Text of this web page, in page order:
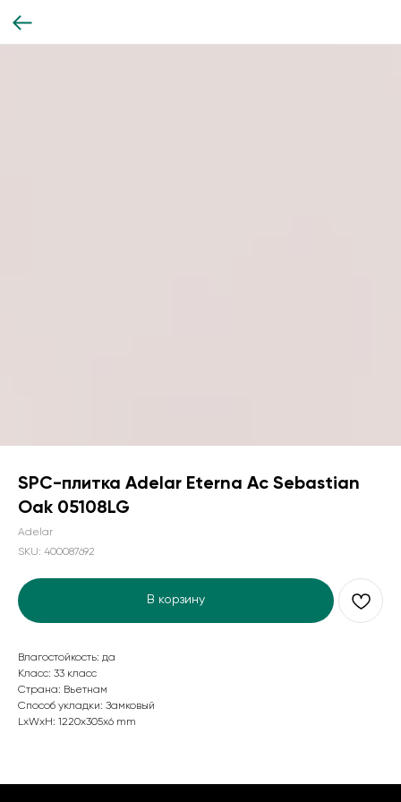
SPC-плитка Adelar Eterna Ac Sebastian
Oak 05108LG
Adelar
SKU: 400087692
В корзину
Влагостойкость: да
Класс: 33 класс
Страна: Вьетнам
Способ укладки: Замковый
LxWxH: 1220x305x6 mm